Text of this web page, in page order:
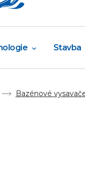
Stavba
Bazénové